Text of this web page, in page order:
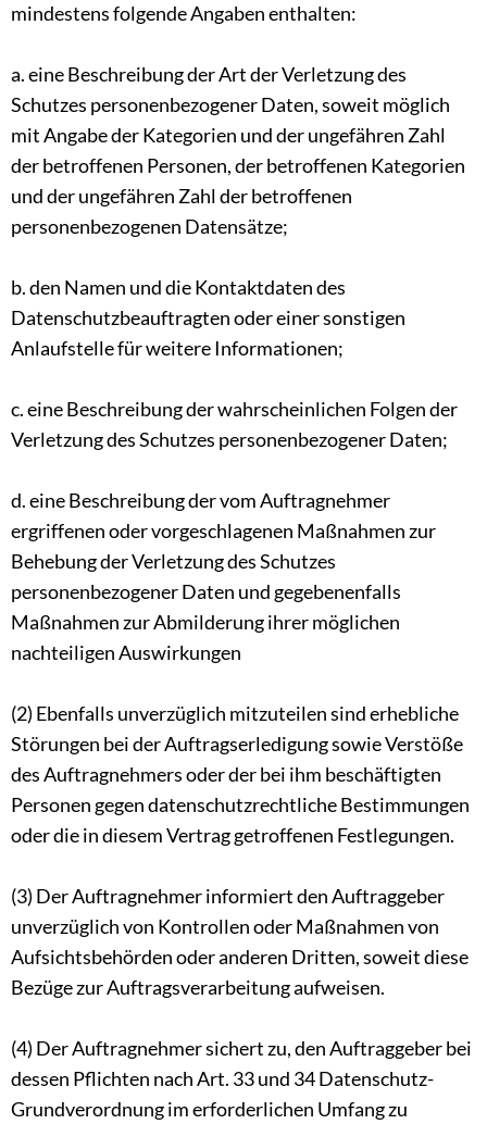
mindestens folgende Angaben enthalten:
a. eine Beschreibung der Art der Verletzung des
Schutzes personenbezogener Daten, soweit möglich
mit Angabe der Kategorien und der ungefähren Zahl
der betroffenen Personen, der betroffenen Kategorien
und der ungefähren Zahl der betroffenen
personenbezogenen Datensätze;
b. den Namen und die Kontaktdaten des
Datenschutzbeauftragten oder einer sonstigen
Anlaufstelle für weitere Informationen;
c. eine Beschreibung der wahrscheinlichen Folgen der
Verletzung des Schutzes personenbezogener Daten;
d. eine Beschreibung der vom Auftragnehmer
ergriffenen oder vorgeschlagenen Maßnahmen zur
Behebung der Verletzung des Schutzes
personenbezogener Daten und gegebenenfalls
Maßnahmen zur Abmilderung ihrer möglichen
nachteiligen Auswirkungen
(2) Ebenfalls unverzüglich mitzuteilen sind erhebliche
Störungen bei der Auftragserledigung sowie Verstöße
des Auftragnehmers oder der bei ihm beschäftigten
Personen gegen datenschutzrechtliche Bestimmungen
oder die in diesem Vertrag getroffenen Festlegungen.
(3) Der Auftragnehmer informiert den Auftraggeber
unverzüglich von Kontrollen oder Maßnahmen von
Aufsichtsbehörden oder anderen Dritten, soweit diese
Bezüge zur Auftragsverarbeitung aufweisen.
(4) Der Auftragnehmer sichert zu, den Auftraggeber bei
dessen Pflichten nach Art. 33 und 34 Datenschutz-
Grundverordnung im erforderlichen Umfang zu